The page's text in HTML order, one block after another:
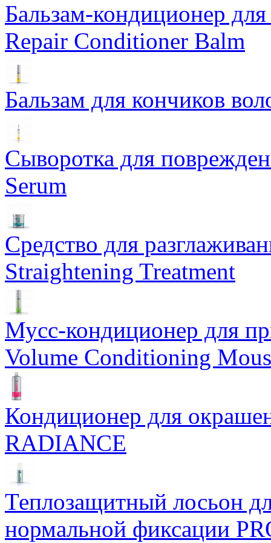
Бальзам-кондиционер
Repair Conditioner Balm
Бальзам для кончиков
Сыворотка для
Serum
Средство для
Straightening Treatment
Мусс-кондиционер для
Volume Conditioning
Кондиционер для
RADIANCE
Теплозащитный лосьон
нормальной фиксации